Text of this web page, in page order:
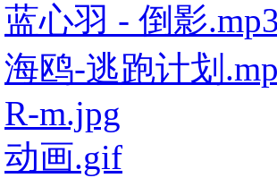
蓝心羽 - 倒影.mp3
海鸥-逃跑计划
R-m.jpg
动画.gif